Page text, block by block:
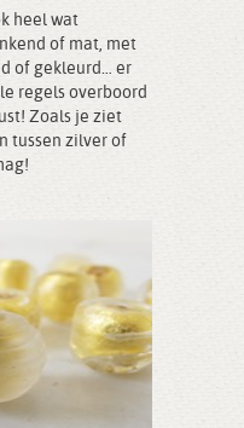
heel wat
of mat, met
of gekleurd… er
regels overboord
Zoals je ziet
tussen zilver of